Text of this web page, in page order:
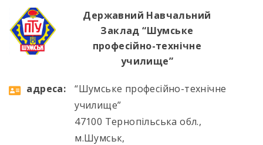
Державний Навчальний
Заклад “Шумське
професійно-технічне
училище”
aдресa:
“Шумське професійно-технічне
училище”
47100 Тернопільська обл.,
м.Шумськ,